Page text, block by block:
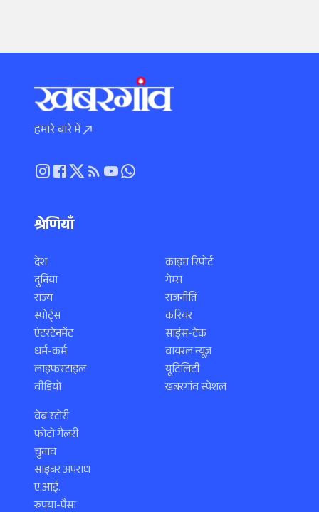
हमारे बारे में
श्रेणियाँ
देश
दुनिया
राज्य
स्पोर्ट्स
एंटरटेनमेंट
धर्म-कर्म
लाइफस्टाइल
वीडियो
क्राइम रिपोर्ट
गेम्स
राजनीति
करियर
साइंस-टेक
वायरल न्यूज़
यूटिलिटी
खबरगांव स्पेशल
वेब स्टोरी
फोटो गैलरी
चुनाव
साइबर अपराध
ए.आई.
रुपया-पैसा